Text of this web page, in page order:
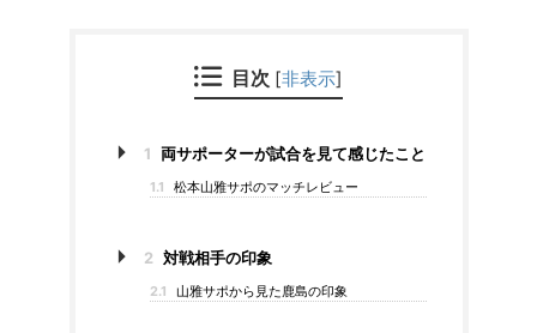
目次 [非表示]
1 両サポーターが試合を見て感じたこと
1.1 松本山雅サポのマッチレビュー
2 対戦相手の印象
2.1 山雅サポから見た鹿島の印象